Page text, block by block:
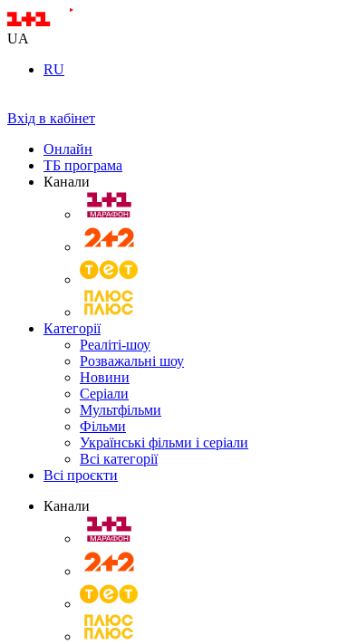
UA
RU
Вхід в кабінет
Онлайн
ТБ програма
Канали
Категорії
Реаліті-шоу
Розважальні шоу
Новини
Серіали
Мультфільми
Фільми
Українські фільми і серіали
Всі категорії
Всі проєкти
Канали